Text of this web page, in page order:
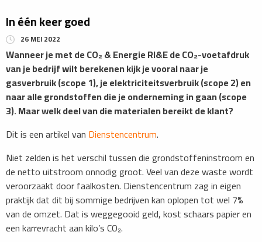
In één keer goed
26 MEI 2022
Wanneer je met de CO₂ & Energie RI&E de CO₂-voetafdruk
van je bedrijf wilt berekenen kijk je vooral naar je
gasverbruik (scope 1), je elektriciteitsverbruik (scope 2) en
naar alle grondstoffen die je onderneming in gaan (scope
3). Maar welk deel van die materialen bereikt de klant?
Dit is een artikel van Dienstencentrum.
Niet zelden is het verschil tussen die grondstoffeninstroom en
de netto uitstroom onnodig groot. Veel van deze waste wordt
veroorzaakt door faalkosten. Dienstencentrum zag in eigen
praktijk dat dit bij sommige bedrijven kan oplopen tot wel 7%
van de omzet. Dat is weggegooid geld, kost schaars papier en
een karrevracht aan kilo’s CO₂.